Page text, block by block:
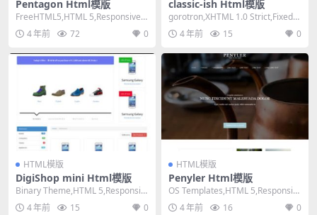
Pentagon Html模版
FreeHTML5,HTML 5,Responsive,
3 Columns,D...
4 年前 72 0
classic-ish Html模版
gorotron,XHTML 1.0 Strict,Fixed
Width, 2...
4 年前 15 0
HTML模版
DigiShop mini Html模版
Binary Theme,HTML 5,Responsiv
e, Mixed Co...
4 年前 15 0
HTML模版
Penyler Html模版
OS Templates,HTML 5,Responsiv
e, 4 Column...
4 年前 16 0